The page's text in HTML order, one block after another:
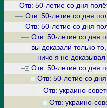
Отв: 50-летие со дня
Отв: 50-летие со дня
Отв: 50-летие со дня
Отв: 50-летие со дня
вы доказали только
ничо я не
Отв: 50-летие со дня
Отв: 50-летие со
Отв: украино-
Отв: украино-